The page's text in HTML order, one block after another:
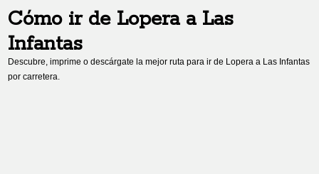
Cómo ir de Loperaa Las
Infantas
Descubre, imprime o descárgate la mejor ruta para ir de Lopera a Las Infantas
por carretera.